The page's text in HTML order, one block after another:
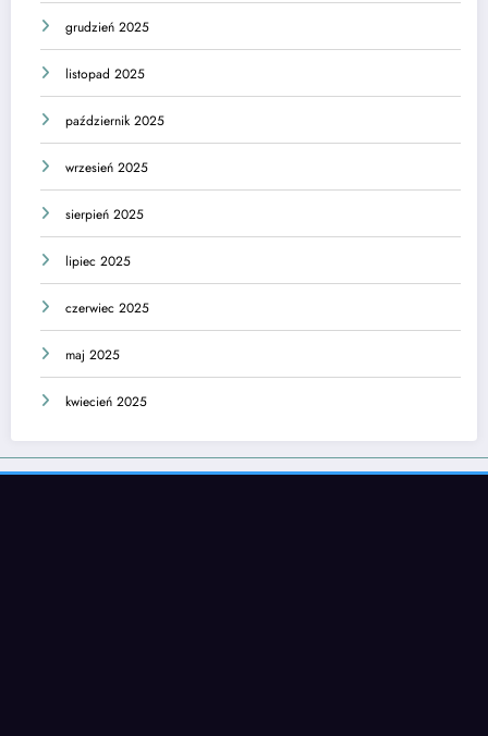
grudzień 2025
listopad 2025
październik 2025
wrzesień 2025
sierpień 2025
lipiec 2025
czerwiec 2025
maj 2025
kwiecień 2025